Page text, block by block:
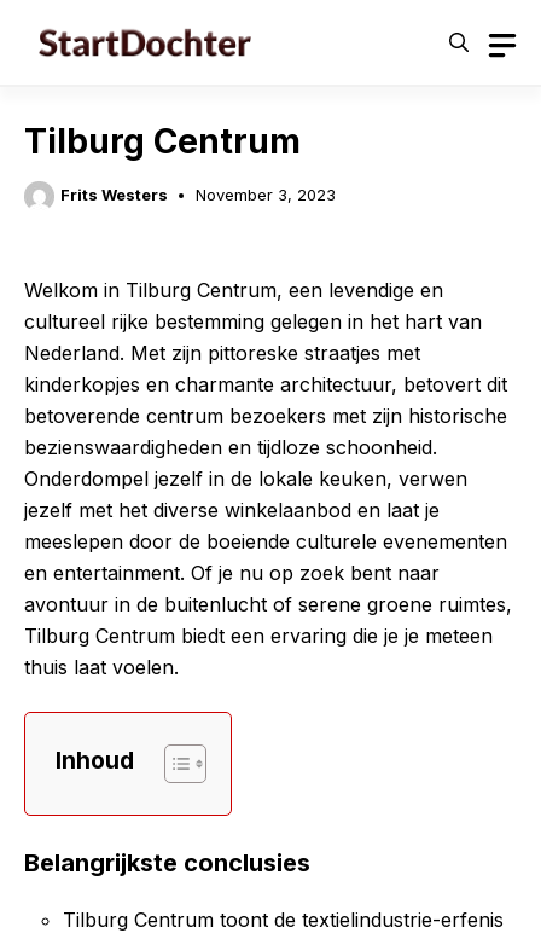
Tilburg Centrum
Frits Westers November 3, 2023
Welkom in Tilburg Centrum, een levendige en
cultureel rijke bestemming gelegen in het hart van
Nederland. Met zijn pittoreske straatjes met
kinderkopjes en charmante architectuur, betovert dit
betoverende centrum bezoekers met zijn historische
bezienswaardigheden en tijdloze schoonheid.
Onderdompel jezelf in de lokale keuken, verwen
jezelf met het diverse winkelaanbod en laat je
meeslepen door de boeiende culturele evenementen
en entertainment. Of je nu op zoek bent naar
avontuur in de buitenlucht of serene groene ruimtes,
Tilburg Centrum biedt een ervaring die je je meteen
thuis laat voelen.
Inhoud
Belangrijkste conclusies
Tilburg Centrum toont de textielindustrie-erfenis